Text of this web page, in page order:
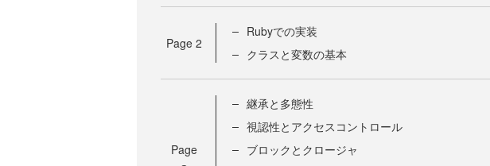
Page 2
Rubyでの実装
クラスと変数の基本
Page
継承と多態性
視認性とアクセスコントロール
ブロックとクロージャ